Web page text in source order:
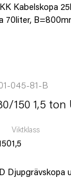
Kabelskopa
70liter,
045-81-B
150 1,5 ton
Viktklass
1,5
Djupgrävskopa